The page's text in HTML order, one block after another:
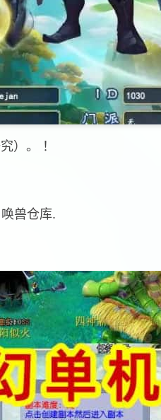
）。 ！
兽仓库.